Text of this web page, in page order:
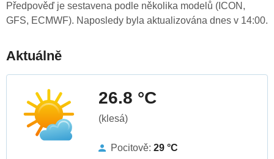
Předpověď je sestavena podle několika modelů (ICON,
GFS, ECMWF). Naposledy byla aktualizována dnes v 14:00.
Aktuálně
26.8 °C
(klesá)
Pocitově: 29 °C